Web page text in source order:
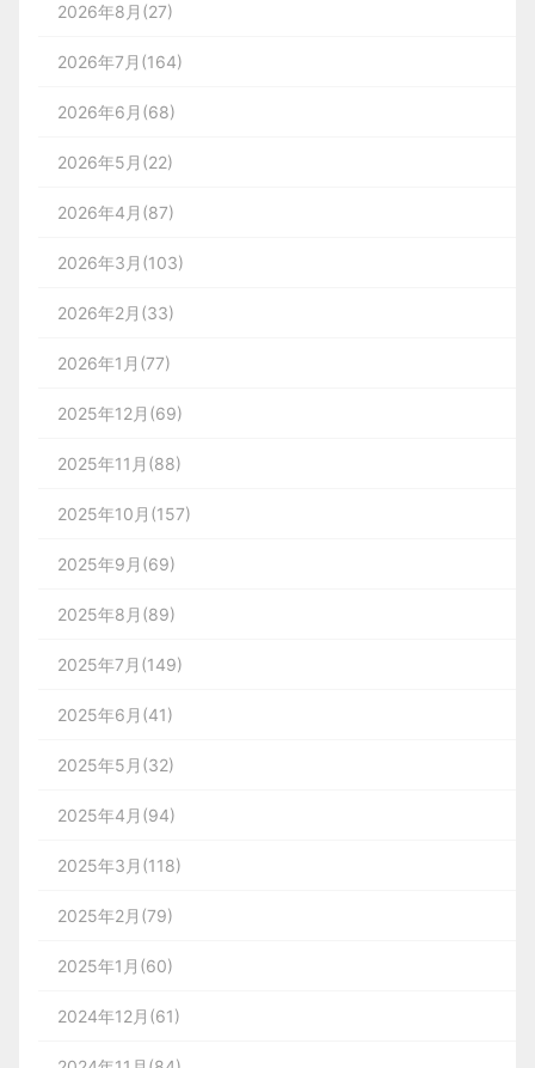
2026年8月(27)
2026年7月(164)
2026年6月(68)
2026年5月(22)
2026年4月(87)
2026年3月(103)
2026年2月(33)
2026年1月(77)
2025年12月(69)
2025年11月(88)
2025年10月(157)
2025年9月(69)
2025年8月(89)
2025年7月(149)
2025年6月(41)
2025年5月(32)
2025年4月(94)
2025年3月(118)
2025年2月(79)
2025年1月(60)
2024年12月(61)